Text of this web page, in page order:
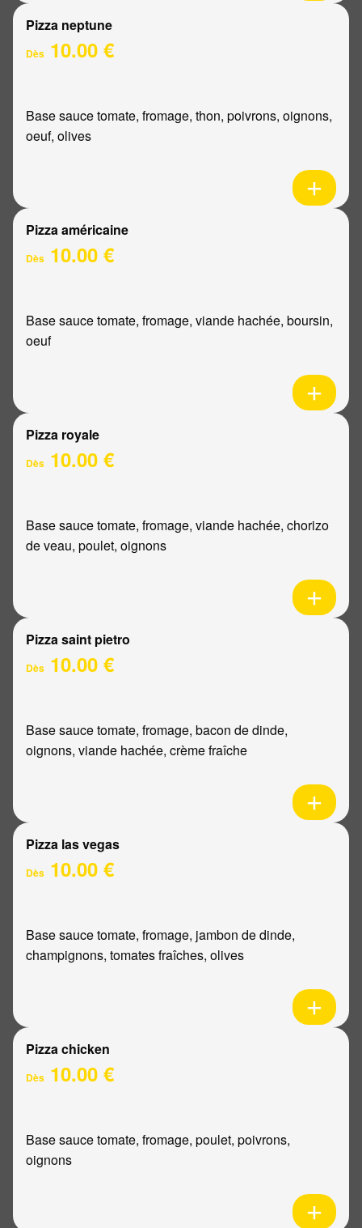
Pizza neptune
Dès 10.00 €
Base sauce tomate, fromage, thon, poivrons, oignons,
oeuf, olives
Pizza américaine
Dès 10.00 €
Base sauce tomate, fromage, viande hachée, boursin,
oeuf
Pizza royale
Dès 10.00 €
Base sauce tomate, fromage, viande hachée, chorizo
de veau, poulet, oignons
Pizza saint pietro
Dès 10.00 €
Base sauce tomate, fromage, bacon de dinde,
oignons, viande hachée, crème fraîche
Pizza las vegas
Dès 10.00 €
Base sauce tomate, fromage, jambon de dinde,
champignons, tomates fraîches, olives
Pizza chicken
Dès 10.00 €
Base sauce tomate, fromage, poulet, poivrons,
oignons